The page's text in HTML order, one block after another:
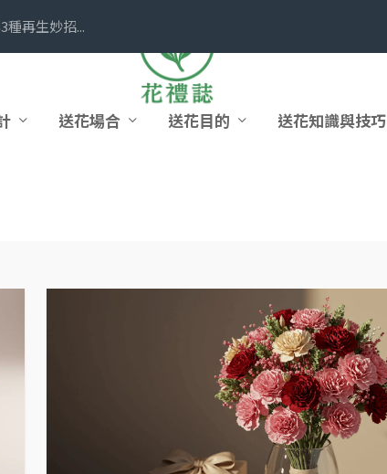
種再生妙招...
送花場合 送花目的 送花知識與技巧